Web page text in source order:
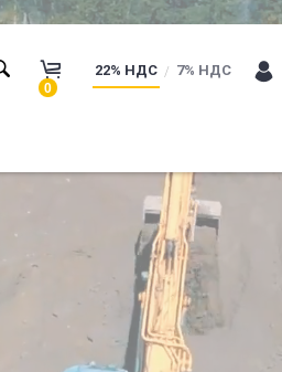
22% НДС 7% НДС
0